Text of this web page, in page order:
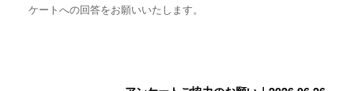
ケートへの回答をお願いいたします。